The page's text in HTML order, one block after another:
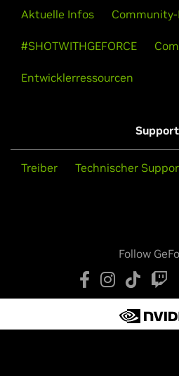
Aktuelle Infos Community-
#SHOTWITHGEFORCE
Entwicklerressourcen
Support
Treiber Technischer
Follow